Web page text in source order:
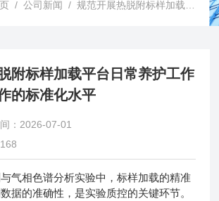
/公司新闻 / 规范开展热脱附标样加载平台日常养护工作维持实验操作的标准化水平
附标样加载平台日常养护工作
的标准化水平
：2026-07-01
相色谱分析实验中，标样加载的精准
据的准确性，是实验质控的关键环节。